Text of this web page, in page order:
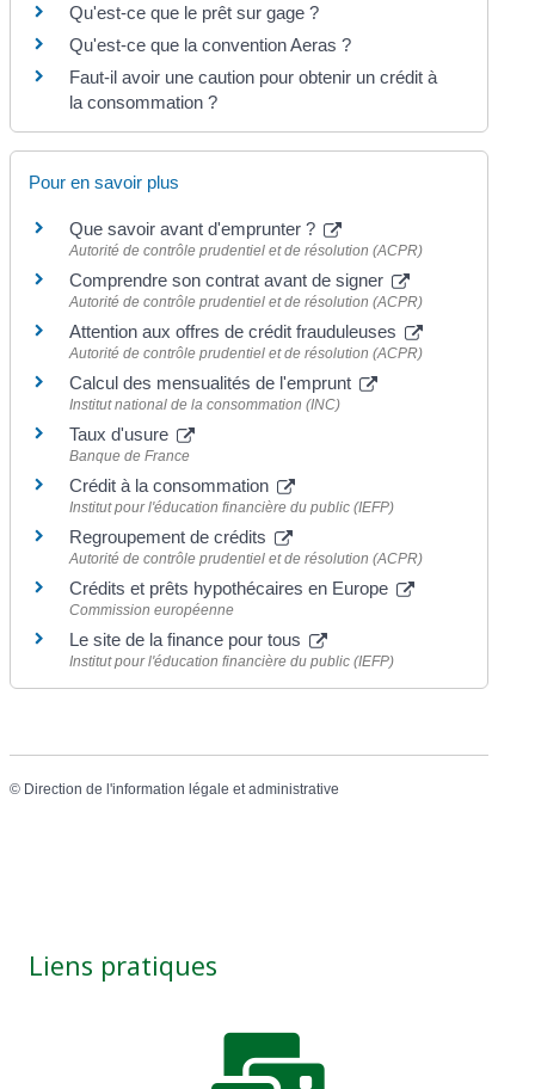
Qu'est-ce que le prêt sur gage ?
Qu'est-ce que la convention Aeras ?
Faut-il avoir une caution pour obtenir un crédit à
la consommation ?
Pour en savoir plus
Que savoir avant d'emprunter ?
Autorité de contrôle prudentiel et de résolution (ACPR)
Comprendre son contrat avant de signer
Autorité de contrôle prudentiel et de résolution (ACPR)
Attention aux offres de crédit frauduleuses
Autorité de contrôle prudentiel et de résolution (ACPR)
Calcul des mensualités de l'emprunt
Institut national de la consommation (INC)
Taux d'usure
Banque de France
Crédit à la consommation
Institut pour l'éducation financière du public (IEFP)
Regroupement de crédits
Autorité de contrôle prudentiel et de résolution (ACPR)
Crédits et prêts hypothécaires en Europe
Commission européenne
Le site de la finance pour tous
Institut pour l'éducation financière du public (IEFP)
© Direction de l'information légale et administrative
Liens pratiques